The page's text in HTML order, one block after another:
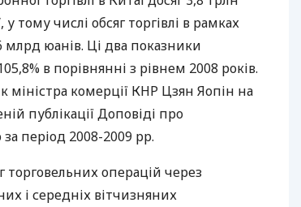
РЕЙТИНГ ДЕБЕТОВИХ
КАРТОК
ЩОМІСЯЧНИЙ ОГЛЯД
КЕШБЕКУ
ПУТІВНИКИ ПО
тому числі обсяг торгівлі в рамках
млрд юанів. Ці два показники
в порівнянні з рівнем 2008 років.
міністра комерції КНР Цзян Яопін на
публікації Доповіді про
період 2008-2009 рр.
торговельних операцій через
і середніх вітчизняних